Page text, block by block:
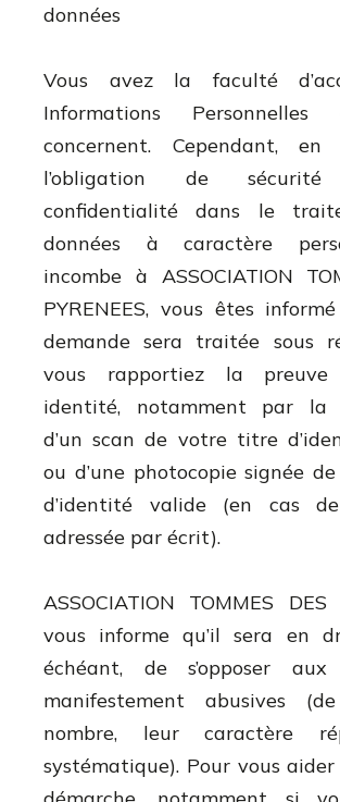
données
Vous avez la faculté
Informations
concernent. Cependant,
l’obligation de
confidentialité dans le
données à caractère
incombe à ASSOCIATION
PYRENEES, vous êtes
demande sera traitée sous
vous rapportiez la
identité, notamment par la
d’un scan de votre titre
ou d’une photocopie signée
d’identité valide (en cas
adressée par écrit).
ASSOCIATION TOMMES DES
vous informe qu’il sera en
échéant, de s’opposer aux
manifestement abusives
nombre, leur caractère
systématique). Pour vous